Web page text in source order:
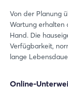
Von der Planung
Wartung erhalten
Hand. Die
Verfügbarkeit,
lange
Online-